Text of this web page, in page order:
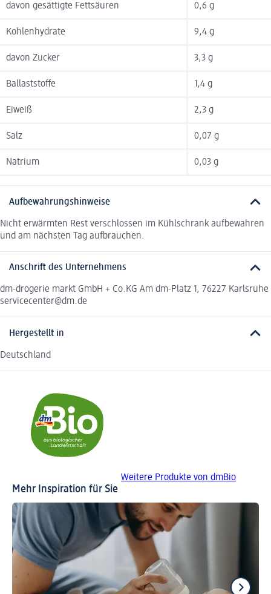
davon gesättigte Fettsäuren 0,6 g
Kohlenhydrate 9,4 g
davon Zucker 3,3 g
Ballaststoffe 1,4 g
Eiweiß 2,3 g
Salz 0,07 g
Natrium 0,03 g
Aufbewahrungshinweise
Nicht erwärmten Rest verschlossen im Kühlschrank aufbewahren
und am nächsten Tag aufbrauchen.
Anschrift des Unternehmens
dm-drogerie markt GmbH + Co.KG Am dm-Platz 1, 76227 Karlsruhe
servicecenter@dm.de
Hergestellt in
Deutschland
Weitere Produkte von dmBio
Mehr Inspiration für Sie